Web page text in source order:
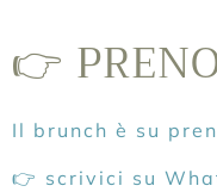
👉
Il brunch è su
👉 scrivici su